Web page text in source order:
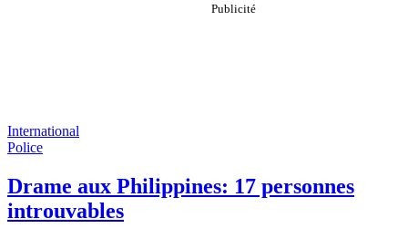
International
Police
Drame aux Philippines: 17 personnes
introuvables